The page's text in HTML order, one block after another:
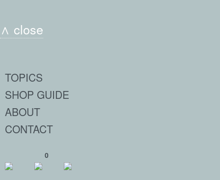
∧ close
TOPICS
SHOP GUIDE
ABOUT
CONTACT
0